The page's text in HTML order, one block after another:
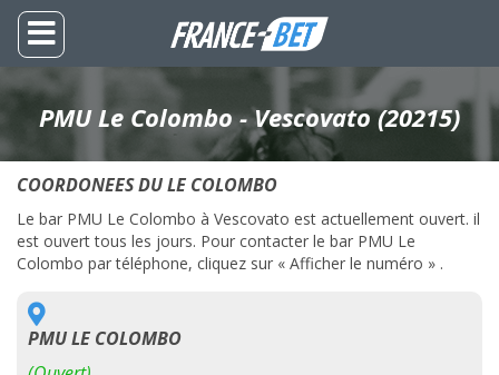
PMU Le Colombo - Vescovato (20215)
COORDONEES DU LE COLOMBO
Le bar PMU Le Colombo à Vescovato est actuellement ouvert. il
est ouvert tous les jours. Pour contacter le bar PMU Le
Colombo par téléphone, cliquez sur « Afficher le numéro » .
PMU LE COLOMBO